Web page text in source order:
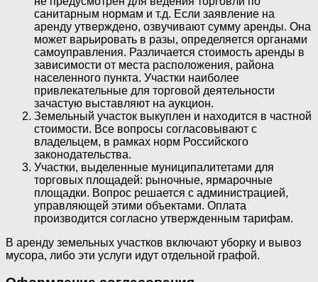
санитарным нормам и т.д. Если заявление на
аренду утверждено, озвучивают сумму аренды. Она
может варьировать в разы, определяется органами
самоуправления. Различается стоимость аренды в
зависимости от места расположения, района
населенного пункта. Участки наиболее
привлекательные для торговой деятельности
зачастую выставляют на аукцион.
Земельный участок выкуплен и находится в частной
стоимости. Все вопросы согласовывают с
владельцем, в рамках норм Российского
законодательства.
Участки, выделенные муниципалитетами для
торговых площадей: рыночные, ярмарочные
площадки. Вопрос решается с администрацией,
управляющей этими объектами. Оплата
производится согласно утвержденным тарифам.
В аренду земельных участков включают уборку и вывоз
мусора, либо эти услуги идут отдельной графой.